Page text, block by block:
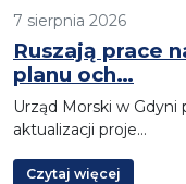
7 sierpnia 2026
Ruszają prace
planu och…
Urząd Morski w Gdyni
aktualizacji proje…
Czytaj więcej